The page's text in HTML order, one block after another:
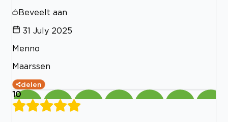
Beveelt aan
31 July 2025
Menno
Maarssen
delen
10